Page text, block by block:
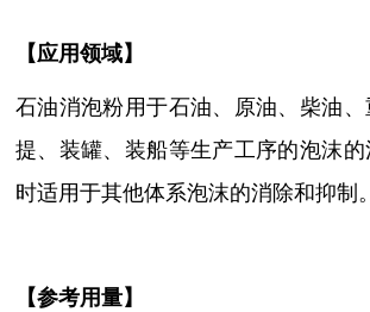
【应用领域】
石油消泡粉用于石油、原油、柴油
提、装罐、装船等生产工序的泡沫的
时适用于其他体系泡沫的消除和抑制。
【参考用量】